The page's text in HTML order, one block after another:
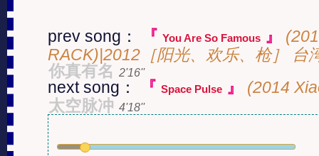
prev song： 『You Are So Famous 』
RACK)|2012［阳光、欢乐、枪］ 台
你真有名
2'16''
next song： 『Space Pulse 』
(2014
太空脉冲 4'18''